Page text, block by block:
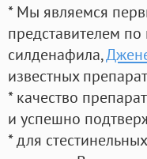
* Мы являемся
представителем
силденафила,
известных
* качество
и успешно
* для